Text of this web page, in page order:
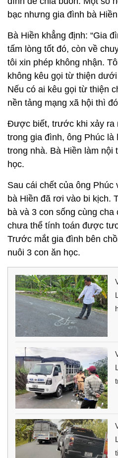
bạc nhưng gia đình bà
Bà Hiền khẳng định: “Gia
tấm lòng tốt đó, còn về
tôi xin phép không nhận.
không kêu gọi từ thiện
Nếu có ai kêu gọi từ thiện
nền tảng mạng xã hội thì
Được biết, trước khi xảy ra
trong gia đình, ông Phúc là
trong nhà. Bà Hiền làm nội
học.
Sau cái chết của ông Phúc
bà Hiền đã rơi vào bi kịch.
bà và 3 con sống cùng cha
chưa thể tính toán được
Trước mắt gia đình bên
nuôi 3 con ăn học.